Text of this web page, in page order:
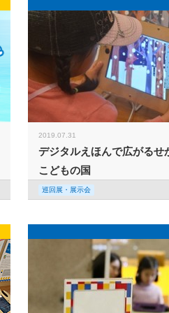
2019.07.31
デジタルえほんで広がる
こどもの国
巡回展・展示会